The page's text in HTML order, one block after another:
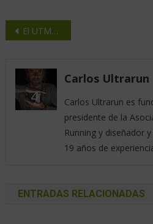
El UTMB premiará a los vencedores con premios en metálico
Carlos Ultrarun
Carlos Ultrarun es
presidente de la
Running y diseñador
19 años de
ENTRADAS RELACIONADAS